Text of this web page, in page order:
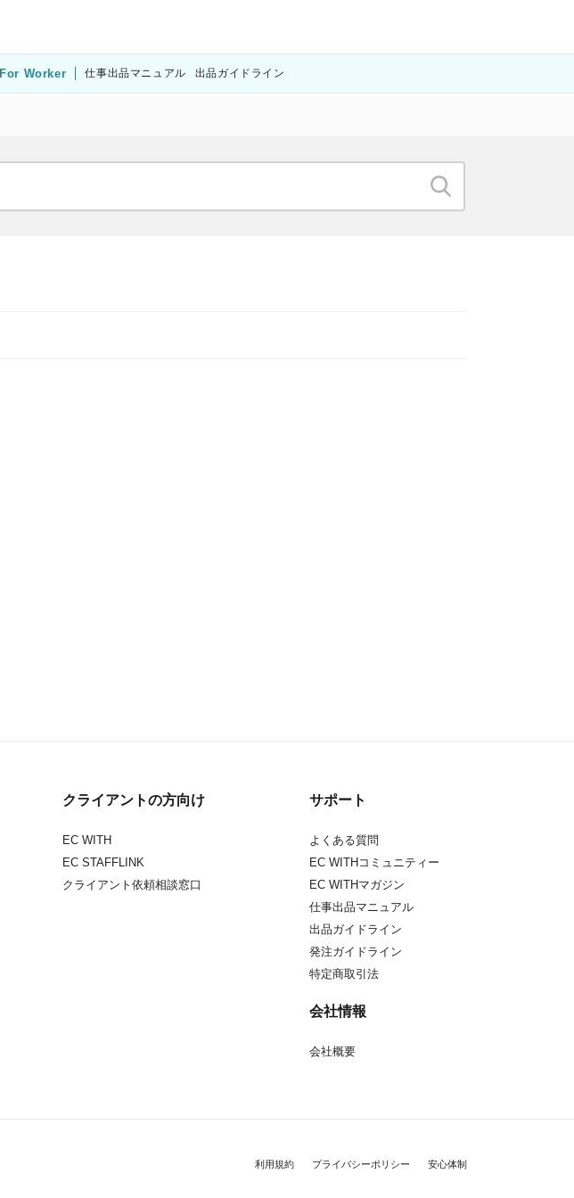
For Worker 仕事出品マニュアル 出品ガイドライン
クライアントの方向け
EC WITH
EC STAFFLINK
クライアント依頼相談窓口
サポート
よくある質問
EC WITHコミュニティー
EC WITHマガジン
仕事出品マニュアル
出品ガイドライン
発注ガイドライン
特定商取引法
会社情報
会社概要
利用規約 プライバシーポリシー 安心体制